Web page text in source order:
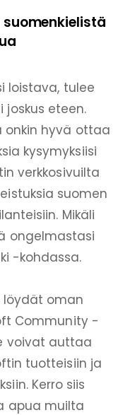
loistava, tulee
joskus eteen.
onkin hyvä ottaa
kysymyksiisi
verkkosivuilta
suomen
Mikäli
ongelmastasi
-kohdassa.
löydät oman
Community -
voivat auttaa
tuotteisiin ja
Kerro siis
apua muilta